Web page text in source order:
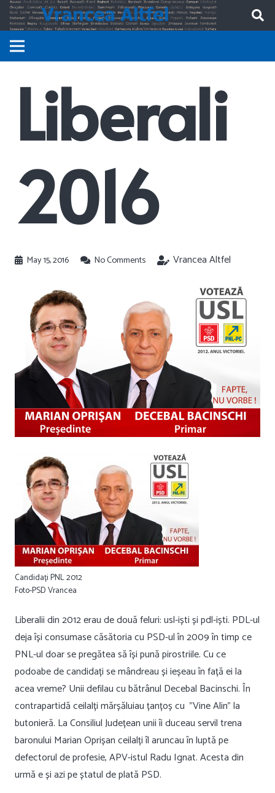
Liberali
2016
May 15, 2016 No Comments Vrancea Altfel
Candidați PNL 2012
Foto-PSD Vrancea
Liberalii din 2012 erau de două feluri: usl-iști și pdl-iști. PDL-ul
deja își consumase căsătoria cu PSD-ul în 2009 în timp ce
PNL-ul doar se pregătea să își pună pirostriile. Cu ce
podoabe de candidați se mândreau și ieșeau în față ei la
acea vreme? Unii defilau cu bătrânul Decebal Bacinschi. În
contrapartidă ceilalți mărșăluiau țanțoș cu ”Vine Alin” la
butonieră. La Consiliul Județean unii îi duceau servil trena
baronului Marian Oprișan ceilalți îl aruncau în luptă pe
defectorul de profesie, APV-istul Radu Ignat. Acesta din
urmă e și azi pe ștatul de plată PSD.